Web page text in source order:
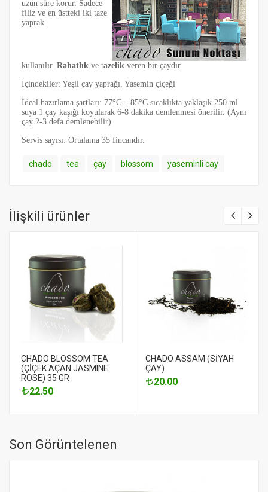
uzun süre korur. Sadece
filiz ve en üstteki iki taze
yaprak
kullanılır. Rahatlık ve tazelik veren bir çaydır.
İçindekiler: Yeşil çay yaprağı, Yasemin çiçeği
İdeal hazırlama şartları: 77°C – 85°C sıcaklıkta yaklaşık 250 ml
suya 1 çay kaşığı koyularak 6-8 dakika demlenmesi önerilir. (Aynı
çay 2-3 defa demlenebilir)
Servis sayısı: Ortalama 35 fincandır.
chado tea çay blossom yaseminli cay
İlişkili ürünler
CHADO BLOSSOM TEA
(ÇİÇEK AÇAN JASMINE
ROSE) 35 GR
22.50
CHADO ASSAM (SİYAH
ÇAY)
20.00
Son Görüntelenen